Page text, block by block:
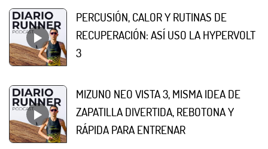
PERCUSIÓN, CALOR Y RUTINAS DE
RECUPERACIÓN: ASÍ USO LA HYPERVOLT
3
MIZUNO NEO VISTA 3, MISMA IDEA DE
ZAPATILLA DIVERTIDA, REBOTONA Y
RÁPIDA PARA ENTRENAR